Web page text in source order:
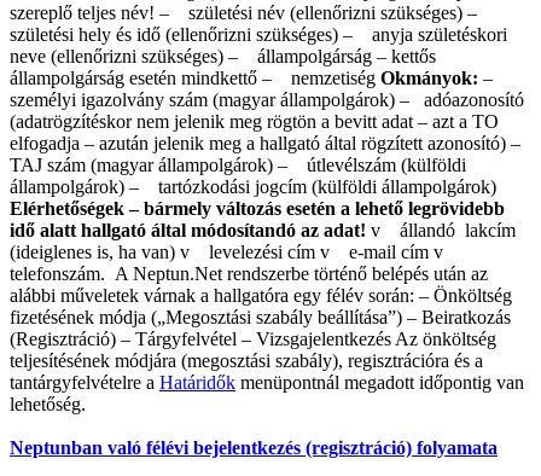
szereplő teljes név! – születési név (ellenőrizni szükséges) –
születési hely és idő (ellenőrizni szükséges) – anyja születéskori
neve (ellenőrizni szükséges) – állampolgárság – kettős
állampolgárság esetén mindkettő – nemzetiség Okmányok: –
személyi igazolvány szám (magyar állampolgárok) – adóazonosító
(adatrögzítéskor nem jelenik meg rögtön a bevitt adat – azt a TO
elfogadja – azután jelenik meg a hallgató által rögzített azonosító) –
TAJ szám (magyar állampolgárok) – útlevélszám (külföldi
állampolgárok) – tartózkodási jogcím (külföldi állampolgárok)
Elérhetőségek – bármely változás esetén a lehető legrövidebb
idő alatt hallgató által módosítandó az adat! v állandó lakcím
(ideiglenes is, ha van) v levelezési cím v e-mail cím v
telefonszám. A Neptun.Net rendszerbe történő belépés után az
alábbi műveletek várnak a hallgatóra egy félév során: – Önköltség
fizetésének módja („Megosztási szabály beállítása”) – Beiratkozás
(Regisztráció) – Tárgyfelvétel – Vizsgajelentkezés Az önköltség
teljesítésének módjára (megosztási szabály), regisztrációra és a
tantárgyfelvételre a Határidők menüpontnál megadott időpontig van
lehetőség.
Neptunban való félévi bejelentkezés (regisztráció) folyamata